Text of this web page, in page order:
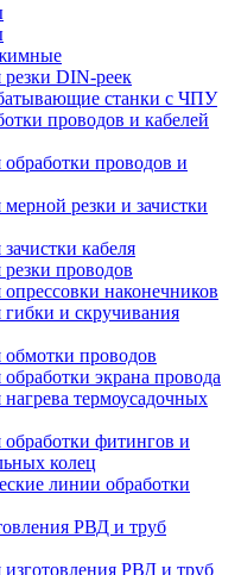
DIN-реек
станки с ЧПУ
проводов и кабелей
проводов и
резки и зачистки
кабеля
проводов
наконечников
и скручивания
обмотки проводов
экрана провода
термоусадочных
фитингов и
колец
линии обработки
РВД и труб
изготовления РВД и труб